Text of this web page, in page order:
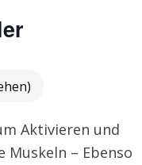
Aktivieren und
Muskeln – Ebenso